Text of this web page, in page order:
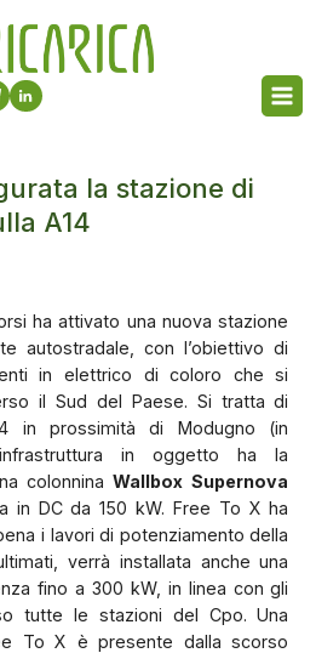
la stazione di
A14
ha attivato una nuova stazione
autostradale, con l’obiettivo di
in elettrico di coloro che si
il Sud del Paese. Si tratta di
in prossimità di Modugno (in
in oggetto ha la
colonnina Wallbox Supernova
in DC da 150 kW. Free To X ha
i lavori di potenziamento della
verrà installata anche una
fino a 300 kW, in linea con gli
tutte le stazioni del Cpo. Una
To X è presente dalla scorso